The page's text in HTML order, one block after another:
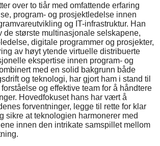
over to tiår med omfattende erfaring
program- og prosjektledelse innen
og IT-infrastruktur. Han
de største multinasjonale selskapene,
digitale programmer og prosjekter,
av høyt ytende virtuelle distribuerte
ekspertise innen program- og
med en solid bakgrunn både
og teknologi, har gjort ham i stand til
og effektive team for å håndtere
Hovedfokuset hans har vært å
forventninger, legge til rette for klar
sikre at teknologien harmonerer med
innen den intrikate samspillet mellom